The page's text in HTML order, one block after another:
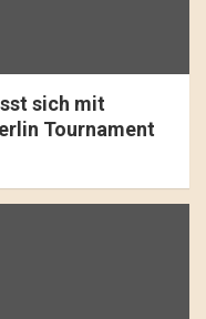
sich mit
Tournament